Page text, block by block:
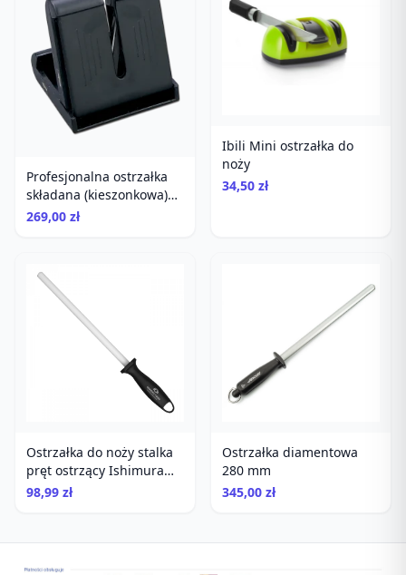
Profesjonalna ostrzałka
składana (kieszonkowa)
Arcos
269,00 zł
Ibili Mini ostrzałka do
noży
34,50 zł
Ostrzałka do noży stalka
pręt ostrzący Ishimura
musak ceramiczna 25 cm
98,99 zł
Ostrzałka diamentowa
280 mm
345,00 zł